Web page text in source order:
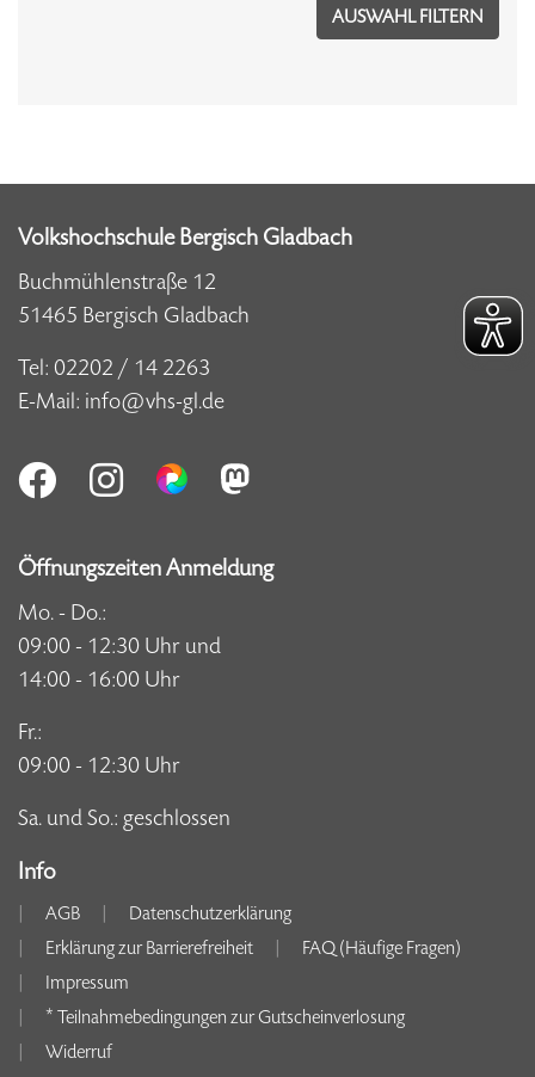
Volkshochschule Bergisch Gladbach
Buchmühlenstraße 12
51465 Bergisch Gladbach
Tel: 02202 / 14 2263
E-Mail: info@vhs-gl.de
Öffnungszeiten Anmeldung
Mo. - Do.:
09:00 - 12:30 Uhr und
14:00 - 16:00 Uhr
Fr.:
09:00 - 12:30 Uhr
Sa. und So.: geschlossen
Info
AGB
Datenschutzerklärung
Erklärung zur Barrierefreiheit
FAQ (Häufige Fragen)
Impressum
* Teilnahmebedingungen zur Gutscheinverlosung
Widerruf